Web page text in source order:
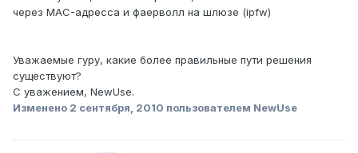
через MAC-адресса и фаерволл на шлюзе (ipfw)
Уважаемые гуру, какие более правильные пути решения
существуют?
С уважением, NewUse.
Изменено 2 сентября, 2010 пользователем NewUse